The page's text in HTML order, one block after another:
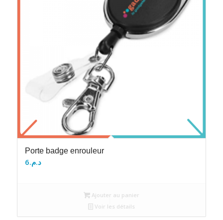
Porte badge enrouleur
د.م.6
Ajouter au panier
Voir les détails